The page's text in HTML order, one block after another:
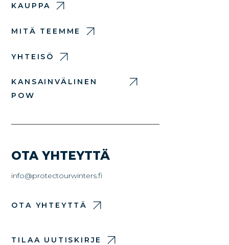
KAUPPA
MITÄ TEEMME
YHTEISÖ
KANSAINVÄLINEN
POW
OTA YHTEYTTÄ
info@protectourwinters.fi
OTA YHTEYTTÄ
TILAA UUTISKIRJE